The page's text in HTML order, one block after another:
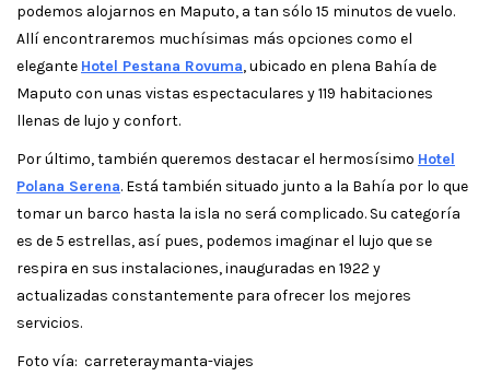
podemos alojarnos en Maputo, a tan sólo 15 minutos de vuelo.
Allí encontraremos muchísimas más opciones como el
elegante Hotel Pestana Rovuma, ubicado en plena Bahía de
Maputo con unas vistas espectaculares y 119 habitaciones
llenas de lujo y confort.
Por último, también queremos destacar el hermosísimo Hotel
Polana Serena. Está también situado junto a la Bahía por lo que
tomar un barco hasta la isla no será complicado. Su categoría
es de 5 estrellas, así pues, podemos imaginar el lujo que se
respira en sus instalaciones, inauguradas en 1922 y
actualizadas constantemente para ofrecer los mejores
servicios.
Foto vía: carreteraymanta-viajes